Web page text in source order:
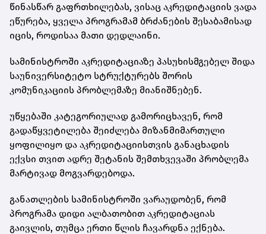
წინასწარ გაფრთხილებას, ვისაც აკრედიტაციის ვადა
ეწურება, ყველა პროგრამამ ბრძანების შესაბამისად
იცის, როდისაა მათი დედლაინი.
სამინისტროში აკრედიტაციაზე პასუხისმგებელ შიდა
საუნივერსიტეტო სტრუქტურებს შორის
კომუნიკაციის პრობლემაზე მიანიშნებენ.
უწყებაში კატეგორიულად გამორიცხავენ, რომ
გადაწყვეტილება შეიძლება მიზანმიმართული
ყოფილიყო და აკრედიტაციისთვის განაცხადის
ექვსი თვით ადრე შეტანის შემთხვევაში პრობლემა
მარტივად მოგვარდებოდა.
განათლების სამინისტროში ვარაუდობენ, რომ
პროგრამა დიდი ალბათობით აკრედიტაციას
გაივლის, თუმცა ერთი წლის ჩავარდნა ექნება.